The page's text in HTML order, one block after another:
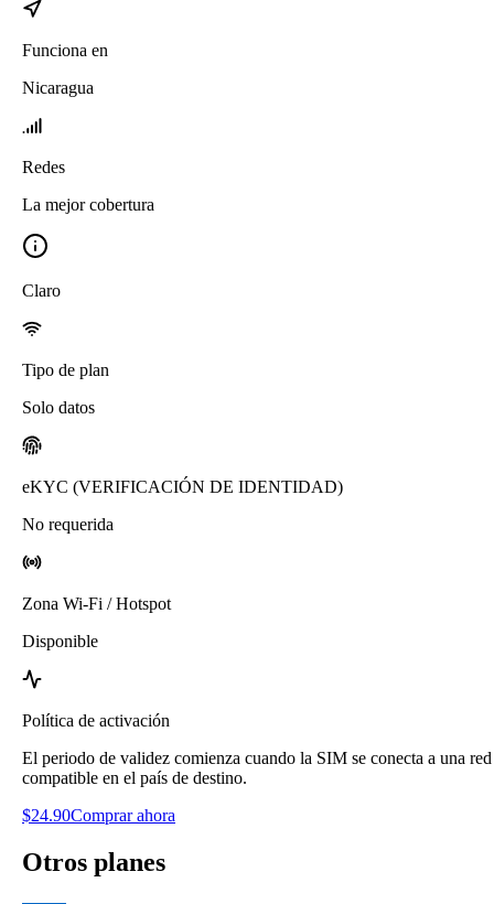
Funciona en
Nicaragua
Redes
La mejor cobertura
Claro
Tipo de plan
Solo datos
eKYC (VERIFICACIÓN DE IDENTIDAD)
No requerida
Zona Wi-Fi / Hotspot
Disponible
Política de activación
El periodo de validez comienza cuando la SIM se conecta a una red
compatible en el país de destino.
$24.90Comprar ahora
Otros planes